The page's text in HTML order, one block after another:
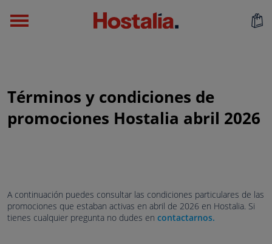
Términos y condiciones de
promociones Hostalia abril 2026
A continuación puedes consultar las condiciones particulares de las
promociones que estaban activas en abril de 2026 en Hostalia. Si
tienes cualquier pregunta no dudes en contactarnos.